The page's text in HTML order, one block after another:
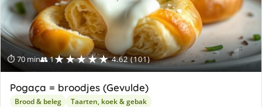
⏱ 70 min👥 1★★★★★ 4.62 (101)
Pogaça = broodjes (Gevulde)
Brood & beleg Taarten, koek & gebak